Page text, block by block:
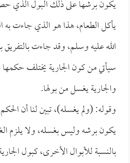
يكون برشها على ذلك البول الذي
يأكل الطعام، هذا هو الذي جاءت
الله عليه وسلم، وقد جاءت بالتفريق
سيأتي من كون الجارية يختلف
والجارية يغسل من بولها.
وقوله: (ولم يغسله)، تبين لنا أن
يكون برشه وليس بغسله، ولا يلزم
بالنسبة للأبوال الأخرى، كبول